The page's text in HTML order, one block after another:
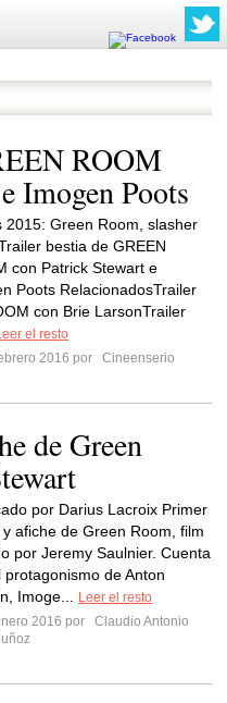
ROOM
Imogen Poots
2015: Green Room, slasher
bestia de GREEN
con Patrick Stewart e
Poots RelacionadosTrailer
con Brie LarsonTrailer
el resto
2016 por
Cineenserio
de Green
por Darius Lacroix Primer
afiche de Green Room, film
por Jeremy Saulnier. Cuenta
protagonismo de Anton
Imoge...
Leer el resto
2016 por
Claudio Antonio